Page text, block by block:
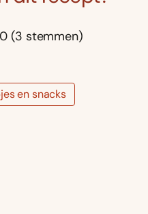
(3 stemmen)
en snacks